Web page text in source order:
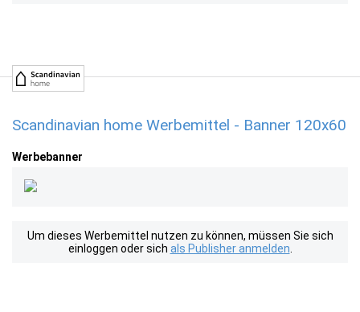
Scandinavian home Werbemittel - Banner 120x60
Werbebanner
Um dieses Werbemittel nutzen zu können, müssen Sie sich
einloggen oder sich als Publisher anmelden